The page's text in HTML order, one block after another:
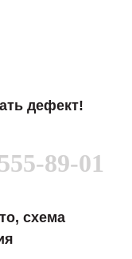
дефект!
89-01
схема